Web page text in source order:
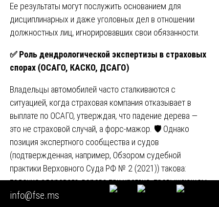
Ее результаты могут послужить основанием для
дисциплинарных и даже уголовных дел в отношении
должностных лиц, игнорировавших свои обязанности.
✅Роль дендрологической экспертизы в страховых
спорах (ОСАГО, КАСКО, ДСАГО)
Владельцы автомобилей часто сталкиваются с
ситуацией, когда страховая компания отказывает в
выплате по ОСАГО, утверждая, что падение дерева —
это не страховой случай, а форс-мажор. 🛡️ Однако
позиция экспертного сообщества и судов
(подтвержденная, например, Обзором судебной
практики Верховного Суда РФ № 2 (2021)) такова:
падение здорового дерева при урагане, превышающем
нормативные значения для данной местности, может
info@fse.ms